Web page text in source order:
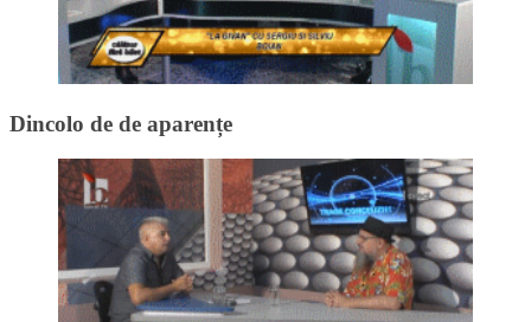
Dincolo de de aparențe